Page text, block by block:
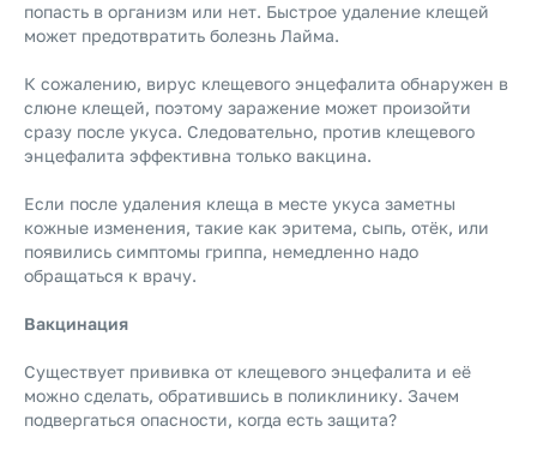
попасть в организм или нет. Быстрое удаление клещей
может предотвратить болезнь Лайма.
К сожалению, вирус клещевого энцефалита обнаружен в
слюне клещей, поэтому заражение может произойти
сразу после укуса. Следовательно, против клещевого
энцефалита эффективна только вакцина.
Если после удаления клеща в месте укуса заметны
кожные изменения, такие как эритема, сыпь, отёк, или
появились симптомы гриппа, немедленно надо
обращаться к врачу.
Вакцинация
Существует прививка от клещевого энцефалита и её
можно сделать, обратившись в поликлинику. Зачем
подвергаться опасности, когда есть защита?